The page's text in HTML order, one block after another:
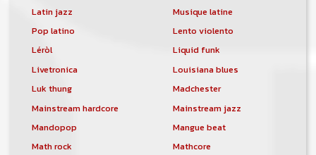
Latin jazz
Musique latine
Pop latino
Lento violento
Léròl
Liquid funk
Livetronica
Louisiana blues
Luk thung
Madchester
Mainstream hardcore
Mainstream jazz
Mandopop
Mangue beat
Math rock
Mathcore
de développement du site, et peut-être
une campagne de communication. Il va
comptabilité sera totalement publique
visible directement sur le site.
Un nouveau service de petites annonces
pour musicien vous est proposé sur le
site. Ce service permet, lorsque vous
êtes musiciens ou un groupe, un
orchestre, DJ, etc... de chercher un/des